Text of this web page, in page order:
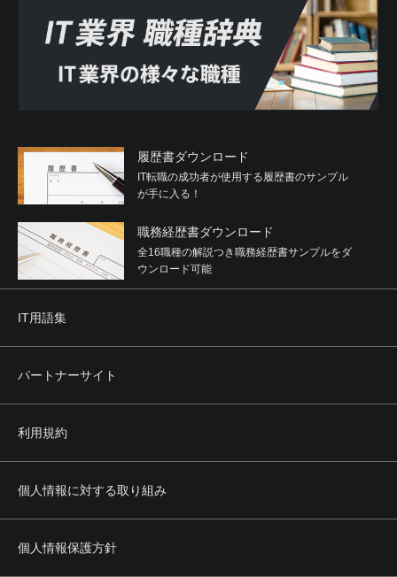
履歴書ダウンロード
IT転職の成功者が使用する履歴書のサンプル
が手に入る！
職務経歴書ダウンロード
全16職種の解説つき職務経歴書サンプルをダ
ウンロード可能
IT用語集
パートナーサイト
利用規約
個人情報に対する取り組み
個人情報保護方針